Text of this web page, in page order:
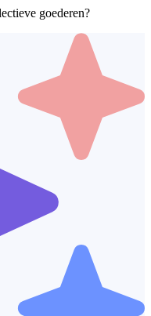
goederen?